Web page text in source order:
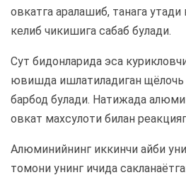
овкатга аралашиб, танага утади
келиб чикишига сабаб булади.
Сут бидонларида эса
ювишда ишлатиладиган щёлочь
барбод булади. Натижада
овкат махсулоти билан
Алюминийнинг иккинчи айби
томони унинг ичида